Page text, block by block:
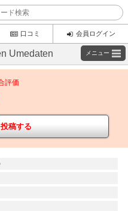
口コミ 会員ログイン
Umedaten メニュー
評価
稿する